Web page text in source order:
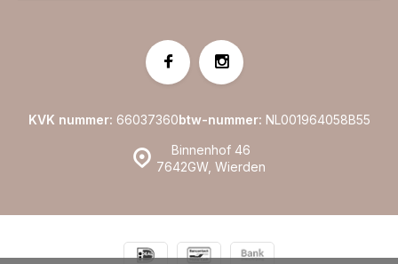
Binnenhof 46
7642GW, Wierden
KVK nummer: 66037360btw-nummer: NL001964058B55